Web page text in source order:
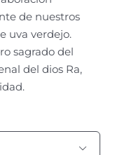
de nuestros
uva verdejo.
sagrado del
del dios Ra,
